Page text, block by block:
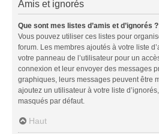
Amis et ignorés
Que sont mes listes d’amis et d’ignorés ?
Vous pouvez utiliser ces listes pour
forum. Les membres ajoutés à votre liste
votre panneau de l’utilisateur pour un
connexion et leur envoyer des messages
graphiques, leurs messages peuvent être
ajoutez un utilisateur à votre liste
masqués par défaut.
Haut